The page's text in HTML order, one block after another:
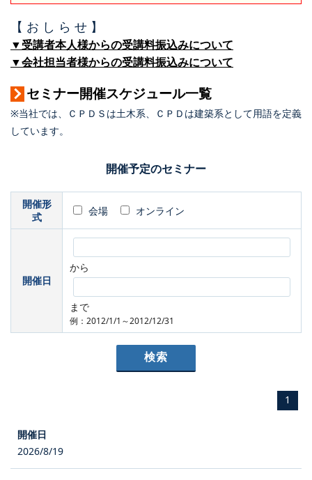
【 お し ら せ 】
▼受講者本人様からの受講料振込みについて
▼会社担当者様からの受講料振込みについて
セミナー開催スケジュール一覧
※当社では、ＣＰＤＳは土木系、ＣＰＤは建築系として用語を定義
しています。
開催予定のセミナー
開催形
式
会場 オンライン
開催日
から
まで
例：2012/1/1～2012/12/31
1
2026/8/19